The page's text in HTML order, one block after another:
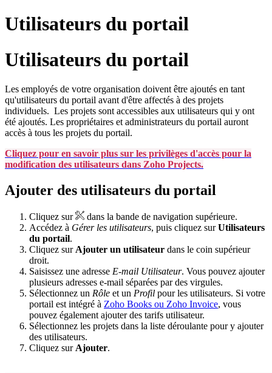
Utilisateurs du portail
Utilisateurs du portail
Les employés de votre organisation doivent être ajoutés en tant
qu'utilisateurs du portail avant d'être affectés à des projets
individuels. Les projets sont accessibles aux utilisateurs qui y ont
été ajoutés. Les propriétaires et administrateurs du portail auront
accès à tous les projets du portail.
Cliquez pour en savoir plus sur les privilèges d'accès pour la
modification des utilisateurs dans Zoho Projects.
Ajouter des utilisateurs du portail
Cliquez sur
dans la bande de navigation supérieure.
Accédez à Gérer les utilisateurs, puis cliquez surUtilisateurs
du portail.
Cliquez sur Ajouter un utilisateur dans le coin supérieur
droit.
Saisissez une adresse E-mail Utilisateur. Vous pouvez ajouter
plusieurs adresses e-mail séparées par des virgules.
Sélectionnez un Rôle et un Profil pour les utilisateurs. Si votre
portail est intégré à Zoho Books ou Zoho Invoice, vous
pouvez également ajouter des tarifs utilisateur.
Sélectionnez les projets dans la liste déroulante pour y ajouter
des utilisateurs.
Cliquez sur Ajouter.